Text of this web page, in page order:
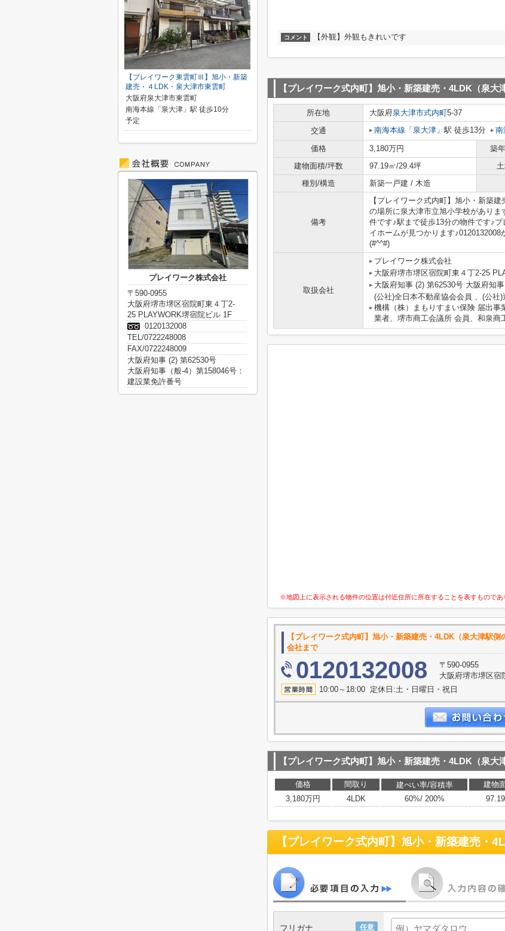
コメント 【外観】外観もきれいです
【プレイワーク式内町】旭小・新築建売・4LDK（泉大
所在地 大阪府泉大津市式内町5-37
交通
南海本線 「 泉大津 」駅 徒歩13分 南
価格 3,180万円 築
建物面積/坪数
97.19㎡/29.4坪
種別/構造
新築一戸建 / 木造
備考
【プレイワーク式内町】旭小・新築
の場所に泉大津市立旭小学校があり
件です♪駅まで徒歩13分の物件です♪
イホームが見つかります
(#^^#)
取扱会社
プレイワーク株式会社
大阪府堺市堺区宿院町東４丁2-25
大阪府知事 (2) 第62530号 大阪府知
(公社)全日本不動産協会会員 、(公社
機構（株）まもりすまい保険 届出
業者、堺市商工会議所 会員、和泉商
※地図上に表示される物件の位置は付近住所に所在することを表すものであ
【プレイワーク式内町】旭小・新築建売・4LDK（泉大津駅側
会社まで
0120132008
〒590-0955
大阪府堺市堺区宿
10:00～18:00 定休日:土・日曜日・祝日
【プレイワーク式内町】旭小・新築建売・4LDK（泉大
価格 間取り 建ぺい率/容積率 建物
3,180万円
4LDK 60%/ 200%
任意
フリガナ
【プレイワーク東雲町Ⅲ】旭小・新築
建売・４LDK・泉大津市東雲町
大阪府泉大津市東雲町
南海本線「泉大津」駅 徒歩10分
予定
プレイワーク株式会社
〒590-0955
大阪府堺市堺区宿院町東４丁2-
25 PLAYWORK堺宿院ビル 1F
0120132008
TEL/0722248008
FAX/0722248009
大阪府知事 (2) 第62530号
大阪府知事（般-4）第158046号：
建設業免許番号